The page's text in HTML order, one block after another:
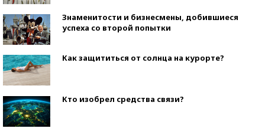
Знаменитости и бизнесмены, добившиеся
успеха со второй попытки
Как защититься от солнца на курорте?
Кто изобрел средства связи?